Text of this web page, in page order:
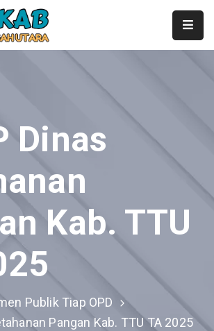
Dinas
Kab. TTU
Publik Tiap OPD
Pangan Kab. TTU TA 2025